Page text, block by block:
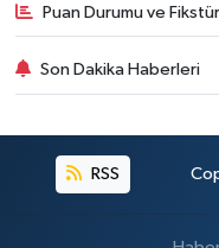
Puan Durumu ve Fikstür
Son Dakika Haberleri
RSS